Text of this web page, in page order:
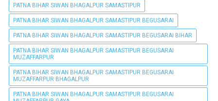
PATNA BIHAR SIWAN BHAGALPUR SAMASTIPUR
PATNA BIHAR SIWAN BHAGALPUR SAMASTIPUR BEGUSARAI
PATNA BIHAR SIWAN BHAGALPUR SAMASTIPUR BEGUSARAI BIHAR
PATNA BIHAR SIWAN BHAGALPUR SAMASTIPUR BEGUSARAI
MUZAFFARPUR
PATNA BIHAR SIWAN BHAGALPUR SAMASTIPUR BEGUSARAI
MUZAFFARPUR BHAGALPUR
PATNA BIHAR SIWAN BHAGALPUR SAMASTIPUR BEGUSARAI